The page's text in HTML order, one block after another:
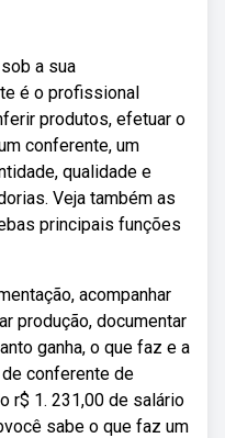
a sua
é o profissional
produtos, efetuar o
conferente, um
qualidade e
Veja também as
principais funções
acompanhar
produção, documentar
ganha, o que faz e a
conferente de
r$ 1. 231,00 de salário
sabe o que faz um